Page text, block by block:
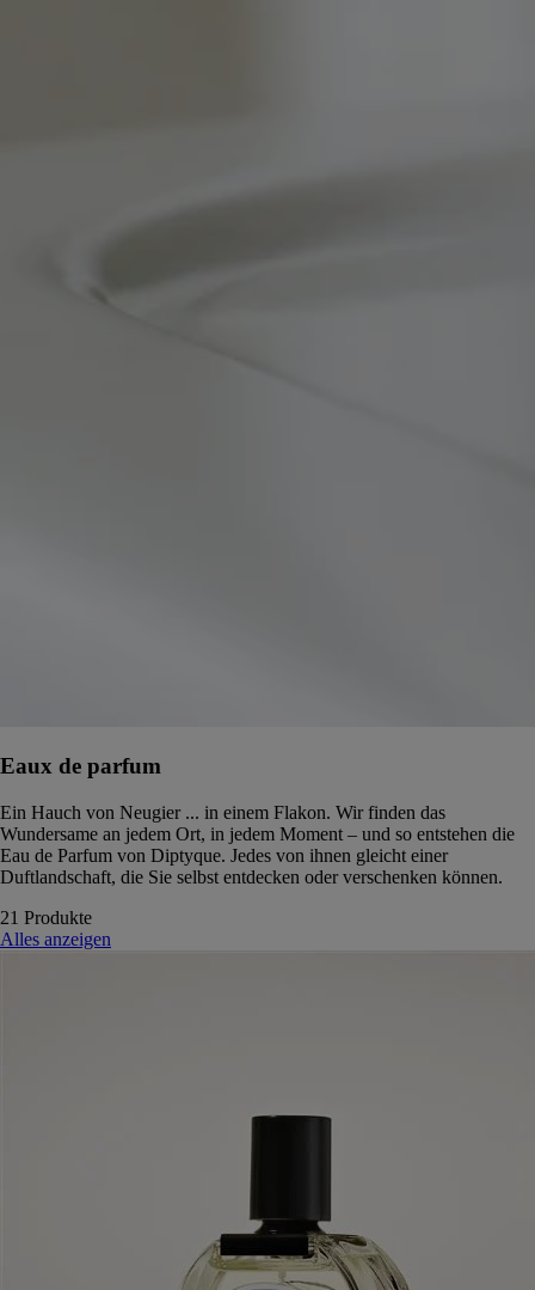
Eaux de parfum
Ein Hauch von Neugier ... in einem Flakon. Wir finden das
Wundersame an jedem Ort, in jedem Moment – und so entstehen die
Eau de Parfum von Diptyque. Jedes von ihnen gleicht einer
Duftlandschaft, die Sie selbst entdecken oder verschenken können.
21 Produkte
Alles anzeigen